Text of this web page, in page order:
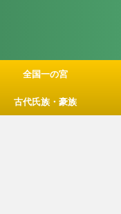
全国一の宮
古代氏族・豪族